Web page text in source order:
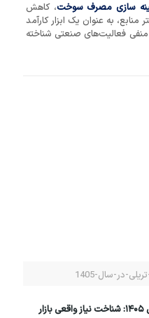
سازی مصرف سوخت، کاهش
منابع، به عنوان یک ابزار کارآمد
فعالیت‌های صنعتی شناخته
در-سال-1405
پرکاربردترین انواع تریلی در ایران در سال ۱۴۰۵: شناخت نیاز واقعی بازار